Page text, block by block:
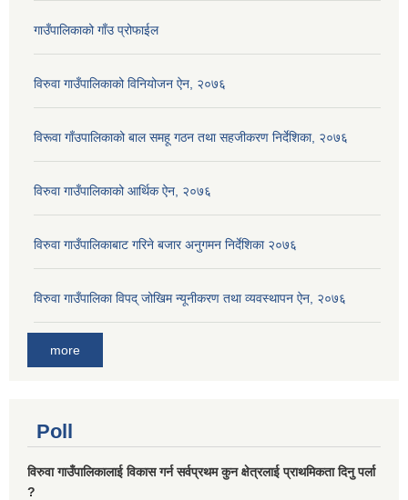
गाउँपालिकाको गाँउ प्रोफाईल
विरुवा गाउँपालिकाको विनियोजन ऐन, २०७६
विरूवा गाँउपालिकाको बाल समहू गठन तथा सहजीकरण निर्देशिका, २०७६
विरुवा गाउँपालिकाको आर्थिक ऐन, २०७६
विरुवा गाउँपालिकाबाट गरिने बजार अनुगमन निर्देशिका २०७६
विरुवा गाउँपालिका विपद् जोखिम न्यूनीकरण तथा व्यवस्थापन ऐन, २०७६
more
Poll
विरुवा गाउँपालिकालाई विकास गर्न सर्वप्रथम कुन क्षेत्रलाई प्राथमिकता दिनु पर्ला
?